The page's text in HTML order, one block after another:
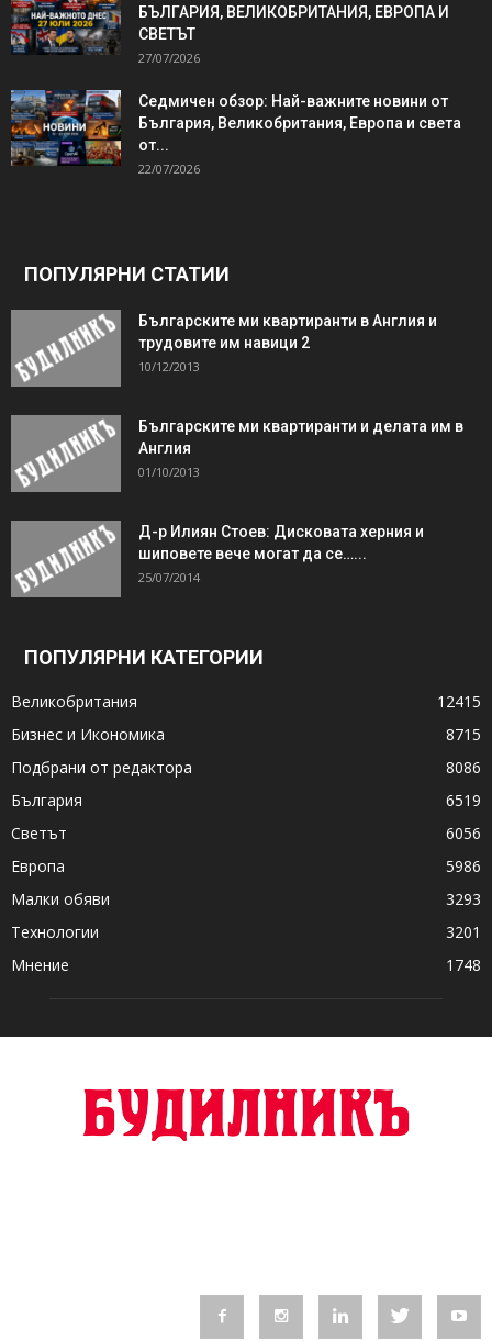
БЪЛГАРИЯ, ВЕЛИКОБРИТАНИЯ, ЕВРОПА И
СВЕТЪТ
27/07/2026
Седмичен обзор: Най-важните новини от
България, Великобритания, Европа и света
от...
22/07/2026
ПОПУЛЯРНИ СТАТИИ
Българските ми квартиранти в Англия и
трудовите им навици 2
10/12/2013
Българските ми квартиранти и делата им в
Англия
01/10/2013
Д-р Илиян Стоев: Дисковата херния и
шиповете вече могат да се…...
25/07/2014
ПОПУЛЯРНИ КАТЕГОРИИ
Великобритания
12415
Бизнес и Икономика
8715
Подбрани от редактора
8086
България
6519
Светът
6056
Европа
5986
Малки обяви
3293
Технологии
3201
Мнение
1748